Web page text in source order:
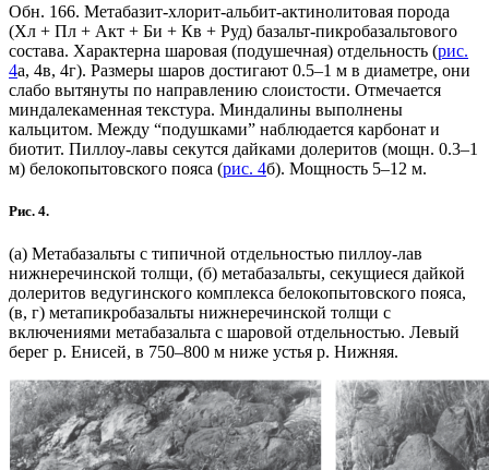
Обн. 166. Метабазит-хлорит-альбит-актинолитовая порода
(Хл + Пл + Акт + Би + Кв + Руд) базальт-пикробазальтового
состава. Характерна шаровая (подушечная) отдельность (рис.
4а, 4в, 4г). Размеры шаров достигают 0.5–1 м в диаметре, они
слабо вытянуты по направлению слоистости. Отмечается
миндалекаменная текстура. Миндалины выполнены
кальцитом. Между “подушками” наблюдается карбонат и
биотит. Пиллоу-лавы секутся дайками долеритов (мощн. 0.3–1
м) белокопытовского пояса (рис. 4б). Мощность 5–12 м.
Рис. 4.
(а) Метабазальты с типичной отдельностью пиллоу-лав
нижнеречинской толщи, (б) метабазальты, секущиеся дайкой
долеритов ведугинского комплекса белокопытовского пояса,
(в, г) метапикробазальты нижнеречинской толщи с
включениями метабазальта с шаровой отдельностью. Левый
берег р. Енисей, в 750–800 м ниже устья р. Нижняя.